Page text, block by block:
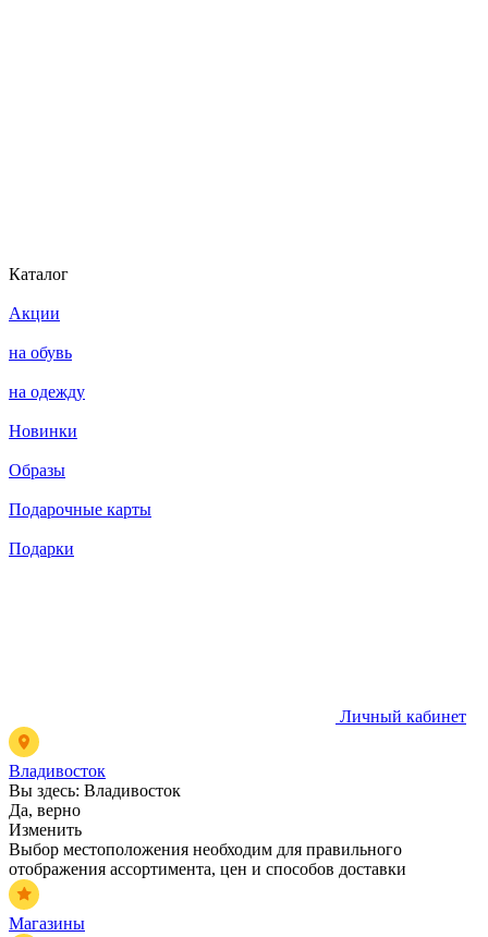
Каталог
Акции
на обувь
на одежду
Новинки
Образы
Подарочные карты
Подарки
Личный кабинет
Владивосток
Вы здесь: Владивосток
Да, верно
Изменить
Выбор местоположения необходим для правильного
отображения ассортимента, цен и способов доставки
Магазины